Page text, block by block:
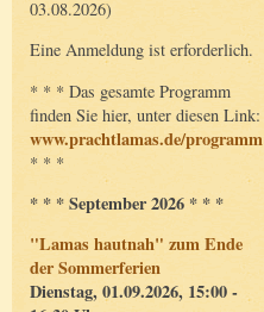
03.08.2026)
Eine Anmeldung ist erforderlich.
* * * Das gesamte Programm
finden Sie hier, unter diesen Link:
www.prachtlamas.de/programm
* * *
* * * September 2026 * * *
"Lamas hautnah" zum Ende
der Sommerferien
Dienstag, 01.09.2026, 15:00 -